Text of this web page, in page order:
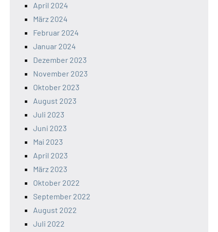
April 2024
März 2024
Februar 2024
Januar 2024
Dezember 2023
November 2023
Oktober 2023
August 2023
Juli 2023
Juni 2023
Mai 2023
April 2023
März 2023
Oktober 2022
September 2022
August 2022
Juli 2022